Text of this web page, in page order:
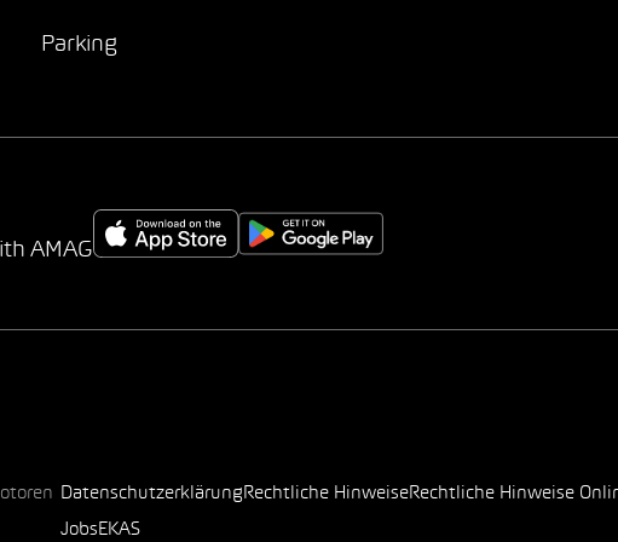
Parking
AMAG
Datenschutzerklärung Rechtliche HinweiseRechtliche Hinweise
Jobs EKAS